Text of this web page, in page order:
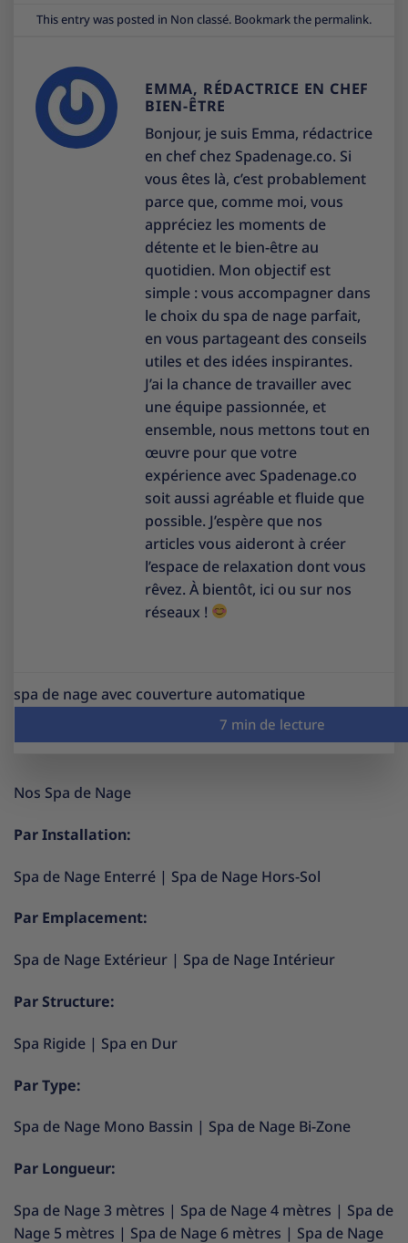
This entry was posted in Non classé. Bookmark the permalink.
EMMA, RÉDACTRICE EN CHEF
BIEN-ÊTRE
Bonjour, je suis Emma, rédactrice
en chef chez Spadenage.co. Si
vous êtes là, c’est probablement
parce que, comme moi, vous
appréciez les moments de
détente et le bien-être au
quotidien. Mon objectif est
simple : vous accompagner dans
le choix du spa de nage parfait,
en vous partageant des conseils
utiles et des idées inspirantes.
J’ai la chance de travailler avec
une équipe passionnée, et
ensemble, nous mettons tout en
œuvre pour que votre
expérience avec Spadenage.co
soit aussi agréable et fluide que
possible. J’espère que nos
articles vous aideront à créer
l’espace de relaxation dont vous
rêvez. À bientôt, ici ou sur nos
réseaux !
spa de nage avec couverture automatique
Nos Spa de Nage
Par Installation:
Spa de Nage Enterré | Spa de Nage Hors-Sol
Par Emplacement:
Spa de Nage Extérieur | Spa de Nage Intérieur
Par Structure:
Spa Rigide | Spa en Dur
Par Type:
Spa de Nage Mono Bassin | Spa de Nage Bi-Zone
Par Longueur:
Spa de Nage 3 mètres | Spa de Nage 4 mètres | Spa de
Nage 5 mètres | Spa de Nage 6 mètres | Spa de Nage